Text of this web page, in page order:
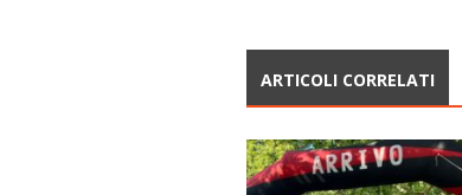
ARTICOLI CORRELATI